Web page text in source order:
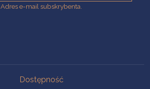
Adres e-mail subskrybenta.
Dostępność